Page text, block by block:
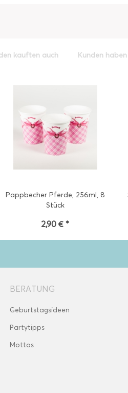
kauften auch Kunden
Pappbecher Pferde, 256ml, 8
Stück
2,90 € *
BERATUNG
Geburtstagsideen
Partytipps
Mottos